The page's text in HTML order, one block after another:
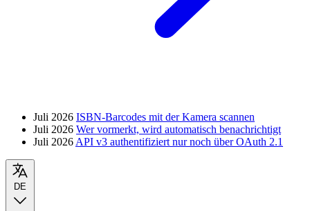
Juli 2026 ISBN-Barcodes mit der Kamera scannen
Juli 2026 Wer vormerkt, wird automatisch benachrichtigt
Juli 2026 API v3 authentifiziert nur noch über OAuth 2.1
DE